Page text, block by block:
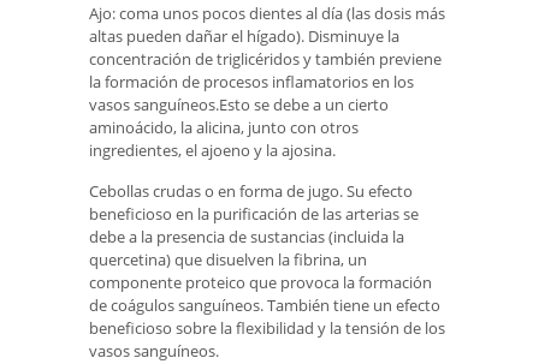
Ajo: coma unos pocos dientes al día (las dosis más
altas pueden dañar el hígado). Disminuye la
concentración de triglicéridos y también previene
la formación de procesos inflamatorios en los
vasos sanguíneos.Esto se debe a un cierto
aminoácido, la alicina, junto con otros
ingredientes, el ajoeno y la ajosina.
Cebollas crudas o en forma de jugo. Su efecto
beneficioso en la purificación de las arterias se
debe a la presencia de sustancias (incluida la
quercetina) que disuelven la fibrina, un
componente proteico que provoca la formación
de coágulos sanguíneos. También tiene un efecto
beneficioso sobre la flexibilidad y la tensión de los
vasos sanguíneos.